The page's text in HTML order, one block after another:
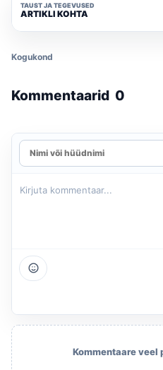
TAUST JA TEGEVUSED
ARTIKLI KOHTA
Kogukond
Kommentaarid 0
Kommentaare veel